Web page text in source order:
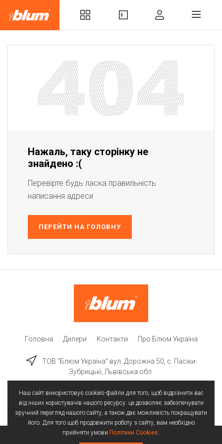
Нажаль, таку сторінку не
знайдено :(
Перевірте будь ласка правильність
написання адреси
ПЕРЕЙТИ НА ГОЛОВНУ
Головна Дилери Контакти Про Блюм Україна
ТОВ “Блюм Україна” вул. Дорожна 50, c. Пасіки-
Зубрицькі, Львівська обл.
Наш сайт використовує cookies-файли для того, щоб відрізнити вас
від інших користувачів нашого ресурсу. це дозволяє забезпечувати
зручний перегляд нашого сайту, а також дає можливість покращувати
його. Для того щоб продовжити роботу з сайту, вам необхідно
прийняти умови Політики Cookies.